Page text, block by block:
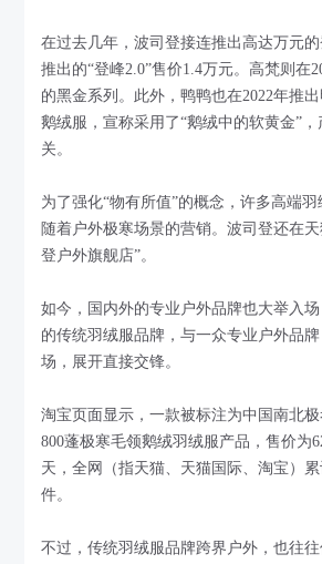
在过去几年，波司登接连推出高达万元
推出的“登峰2.0”售价1.4万元。高梵则在
的黑金系列。此外，鸭鸭也在2022年推出
鹅绒服，宣称采用了“鹅绒中的软黄金”，
关。
为了强化“物有所值”的概念，许多高端
随着户外极寒场景的营销。波司登还在天
登户外旗舰店”。
如今，国内外的专业户外品牌也大举入
的传统羽绒服品牌，与一众专业户外品
场，展开直接交锋。
淘宝页面显示，一款被标注为中国南北
800蓬极寒毛领鹅绒羽绒服产品，售价为
天，全网（指天猫、天猫国际、淘宝）
件。
不过，传统羽绒服品牌跨界户外，也往